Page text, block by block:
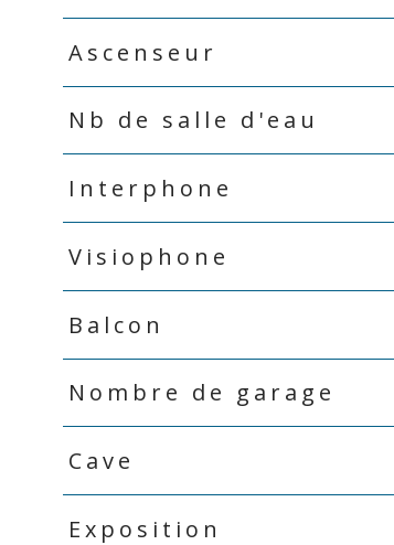
Ascenseur
Nb de salle d'eau
Interphone
Visiophone
Balcon
Nombre de garage
Cave
Exposition